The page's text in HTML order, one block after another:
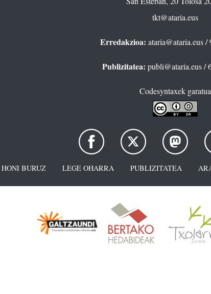
tkt@ataria.eus
Erredakzioa: ataria@ataria.eus/
Publizitatea: publi@ataria.eus/
Codesyntaxek garatua
HONI BURUZ LEGE OHARRA PUBLIZITATEA